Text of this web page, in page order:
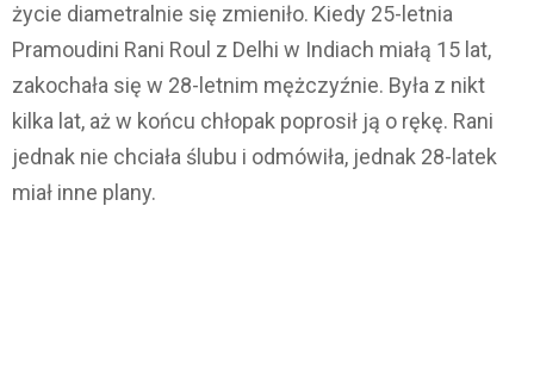
życie diametralnie się zmieniło. Kiedy 25-letnia
Pramoudini Rani Roul z Delhi w Indiach miałą 15 lat,
zakochała się w 28-letnim mężczyźnie. Była z nikt
kilka lat, aż w końcu chłopak poprosił ją o rękę. Rani
jednak nie chciała ślubu i odmówiła, jednak 28-latek
miał inne plany.